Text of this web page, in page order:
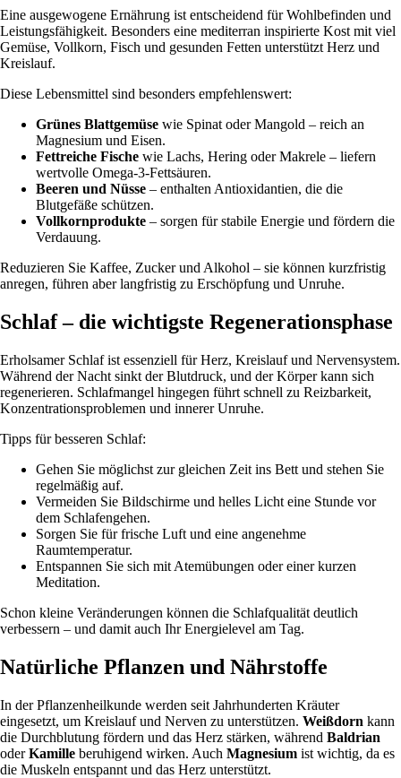
Eine ausgewogene Ernährung ist entscheidend für Wohlbefinden und
Leistungsfähigkeit. Besonders eine mediterran inspirierte Kost mit viel
Gemüse, Vollkorn, Fisch und gesunden Fetten unterstützt Herz und
Kreislauf.
Diese Lebensmittel sind besonders empfehlenswert:
Grünes Blattgemüse wie Spinat oder Mangold – reich an
Magnesium und Eisen.
Fettreiche Fische wie Lachs, Hering oder Makrele – liefern
wertvolle Omega-3-Fettsäuren.
Beeren und Nüsse – enthalten Antioxidantien, die die
Blutgefäße schützen.
Vollkornprodukte – sorgen für stabile Energie und fördern die
Verdauung.
Reduzieren Sie Kaffee, Zucker und Alkohol – sie können kurzfristig
anregen, führen aber langfristig zu Erschöpfung und Unruhe.
Schlaf – die wichtigste Regenerationsphase
Erholsamer Schlaf ist essenziell für Herz, Kreislauf und Nervensystem.
Während der Nacht sinkt der Blutdruck, und der Körper kann sich
regenerieren. Schlafmangel hingegen führt schnell zu Reizbarkeit,
Konzentrationsproblemen und innerer Unruhe.
Tipps für besseren Schlaf:
Gehen Sie möglichst zur gleichen Zeit ins Bett und stehen Sie
regelmäßig auf.
Vermeiden Sie Bildschirme und helles Licht eine Stunde vor
dem Schlafengehen.
Sorgen Sie für frische Luft und eine angenehme
Raumtemperatur.
Entspannen Sie sich mit Atemübungen oder einer kurzen
Meditation.
Schon kleine Veränderungen können die Schlafqualität deutlich
verbessern – und damit auch Ihr Energielevel am Tag.
Natürliche Pflanzen und Nährstoffe
In der Pflanzenheilkunde werden seit Jahrhunderten Kräuter
eingesetzt, um Kreislauf und Nerven zu unterstützen. Weißdorn kann
die Durchblutung fördern und das Herz stärken, während Baldrian
oderKamille beruhigend wirken. Auch Magnesium ist wichtig, da es
die Muskeln entspannt und das Herz unterstützt.